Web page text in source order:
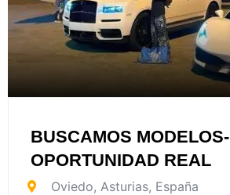
BUSCAMOS MODELOS-
OPORTUNIDAD REAL
Oviedo, Asturias, España